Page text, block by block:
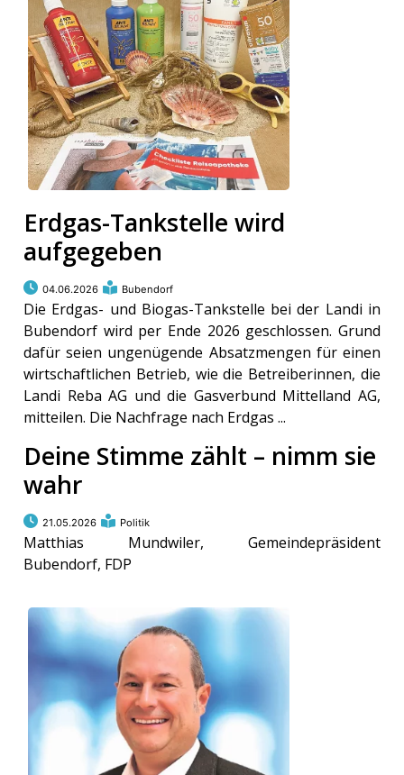
Erdgas-Tankstelle wird
aufgegeben
04.06.2026 Bubendorf
Die Erdgas- und Biogas-Tankstelle bei der Landi in
Bubendorf wird per Ende 2026 geschlossen. Grund
dafür seien ungenügende Absatzmengen für einen
wirtschaftlichen Betrieb, wie die Betreiberinnen, die
Landi Reba AG und die Gasverbund Mittelland AG,
mitteilen. Die Nachfrage nach Erdgas ...
Deine Stimme zählt – nimm sie
wahr
21.05.2026 Politik
Matthias Mundwiler, Gemeindepräsident
Bubendorf, FDP